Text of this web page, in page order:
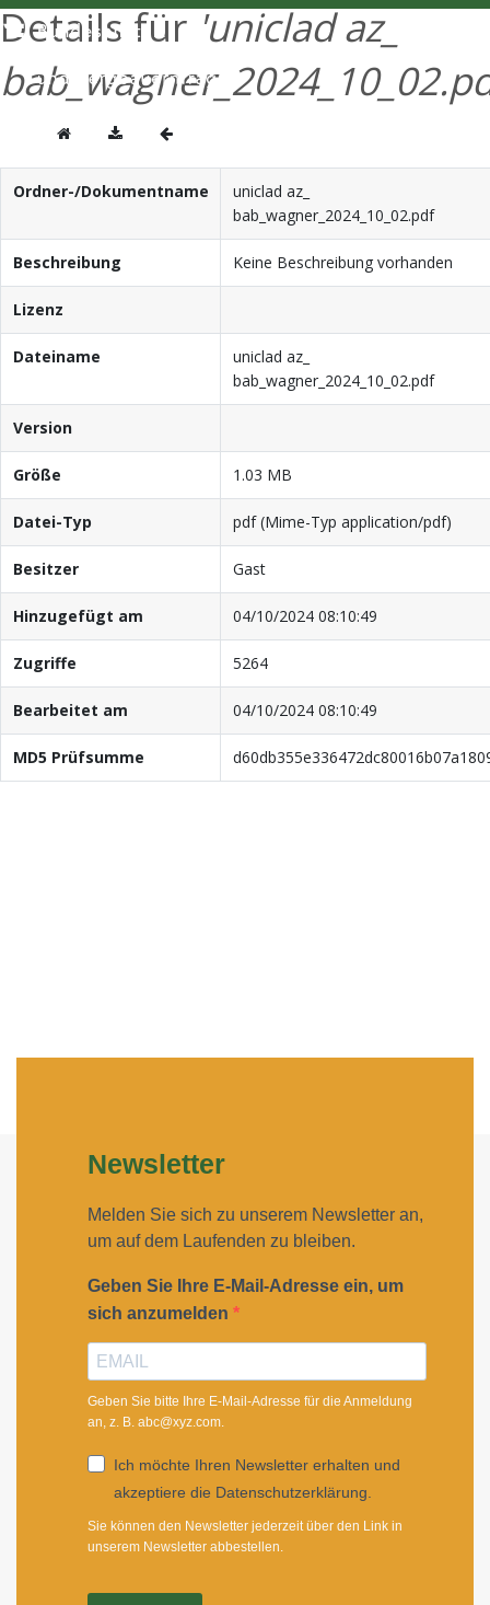
Details für 'uniclad az_
Ordner-/Dokumentname
uniclad az_
bab_wagner_2024_10_02.pdf
Beschreibung Keine Beschreibung vorhanden
Lizenz
Dateiname
uniclad az_
bab_wagner_2024_10_02.pdf
Version
Größe 1.03 MB
Datei-Typ pdf (Mime-Typ application/pdf)
Besitzer Gast
Hinzugefügt am 04/10/2024 08:10:49
Zugriffe 5264
Bearbeitet am 04/10/2024 08:10:49
MD5 Prüfsumme
Newsletter
Melden Sie sich zu unserem Newsletter an,
um auf dem Laufenden zu bleiben.
Geben Sie Ihre E-Mail-Adresse ein, um
sich anzumelden
Geben Sie bitte Ihre E-Mail-Adresse für die Anmeldung
an, z. B. abc@xyz.com.
Ich möchte Ihren Newsletter erhalten und
akzeptiere die Datenschutzerklärung.
Sie können den Newsletter jederzeit über den Link in
unserem Newsletter abbestellen.